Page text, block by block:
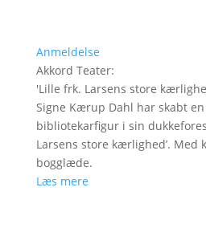
Anmeldelse
Akkord Teater:
'Lille frk. Larsens store
Signe Kærup Dahl har skabt
bibliotekarfigur i sin
Larsens store kærlighed’. Med
bogglæde.
Læs mere